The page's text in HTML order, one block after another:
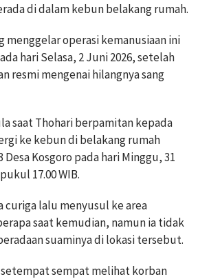
di dalam kebun belakang rumah.
menggelar operasi kemanusiaan ini
hari Selasa, 2 Juni 2026, setelah
resmi mengenai hilangnya sang
saat Thohari berpamitan kepada
ke kebun di belakang rumah
Desa Kosgoro pada hari Minggu, 31
17.00 WIB.
curiga lalu menyusul ke area
saat kemudian, namun ia tidak
suaminya di lokasi tersebut.
sempat melihat korban